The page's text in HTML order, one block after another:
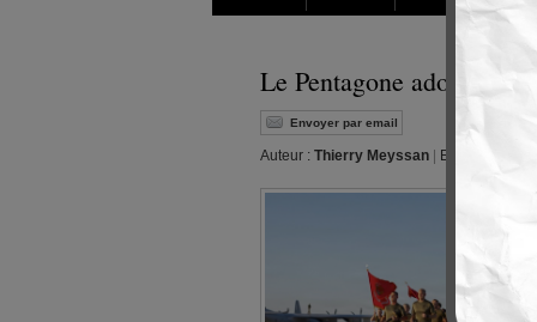
Le Pentagone adopte la
Envoyer par email
Auteur : Thierry Meyssan Editeur :